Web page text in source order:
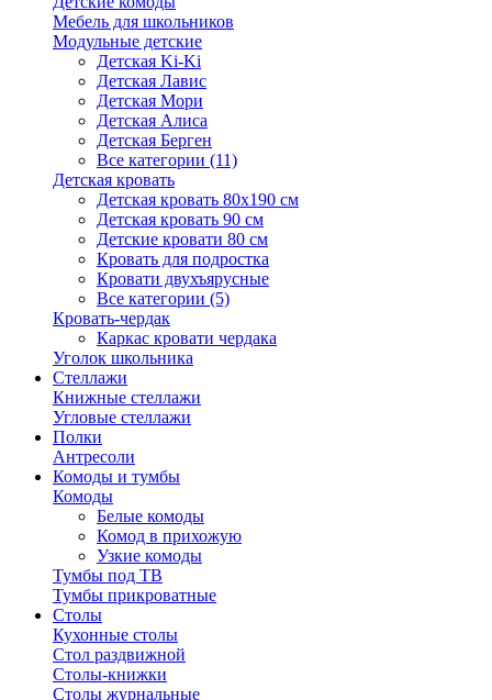
Мебель для школьников
Модульные детские
Детская Ki-Ki
Детская Лавис
Детская Мори
Детская Алиса
Детская Берген
Все категории (11)
Детская кровать
Детская кровать 80х190 см
Детская кровать 90 см
Детские кровати 80 см
Кровать для подростка
Кровати двухъярусные
Все категории (5)
Кровать-чердак
Каркас кровати чердака
Уголок школьника
Стеллажи
Книжные стеллажи
Угловые стеллажи
Полки
Антресоли
Комоды и тумбы
Комоды
Белые комоды
Комод в прихожую
Узкие комоды
Тумбы под ТВ
Тумбы прикроватные
Столы
Кухонные столы
Стол раздвижной
Столы-книжки
Столы журнальные